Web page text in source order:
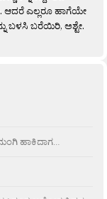
ಆದರೆ ಎಲ್ಲರೂ ಹಾಗೆಯೇ
ಬಳಸಿ ಬರೆಯಿರಿ, ಅಶ್ಟೇ.
ಹಾಕಿದಾಗ…